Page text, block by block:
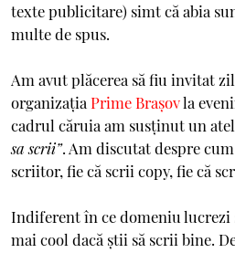
texte publicitare) simt că abia
multe de spus.
Am avut plăcerea să fiu invitat
organizația Prime Brașovla
cadrul căruia am susținut un
sa scrii”. Am discutat despre
scriitor, fie că scrii copy, fie că
Indiferent în ce domeniu lucrezi
mai cool dacă știi să scrii bine.